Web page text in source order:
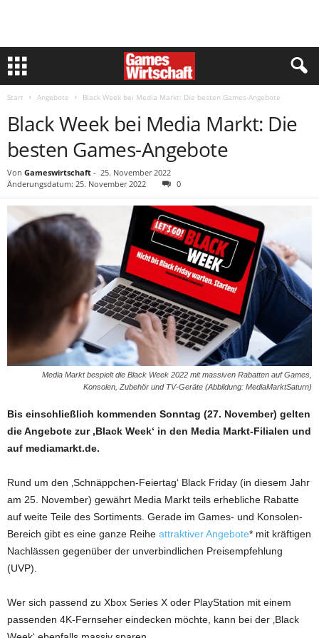
Start Angebote Black Week bei Media Markt: Die besten Games-Angebote
Black Week bei Media Markt: Die
besten Games-Angebote
Von Gameswirtschaft - 25. November 2022
Änderungsdatum: 25. November 2022
0
Media Markt bespielt die Black Week 2022 mit massiven Rabatten auf Games,
Konsolen, Zubehör und TV-Geräte (Abbildung: MediaMarktSaturn)
Bis einschließlich kommenden Sonntag (27. November) gelten
die Angebote zur ‚Black Week‘ in den Media Markt-Filialen und
auf mediamarkt.de.
Rund um den ‚Schnäppchen-Feiertag‘ Black Friday (in diesem Jahr
am 25. November) gewährt Media Markt teils erhebliche Rabatte
auf weite Teile des Sortiments. Gerade im Games- und Konsolen-
Bereich gibt es eine ganze Reihe attraktiver Angebote* mit kräftigen
Nachlässen gegenüber der unverbindlichen Preisempfehlung
(UVP).
Wer sich passend zu Xbox Series X oder PlayStation mit einem
passenden 4K-Fernseher eindecken möchte, kann bei der ‚Black